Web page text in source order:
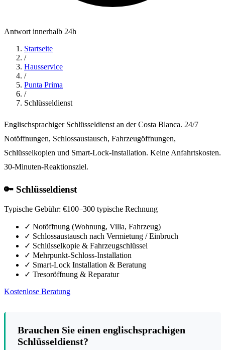
Antwort innerhalb 24h
Startseite
/
Hausservice
/
Punta Prima
/
Schlüsseldienst
Englischsprachiger Schlüsseldienst an der Costa Blanca. 24/7
Notöffnungen, Schlossaustausch, Fahrzeugöffnungen,
Schlüsselkopien und Smart-Lock-Installation. Keine Anfahrtskosten.
30-Minuten-Reaktionsziel.
🔑 Schlüsseldienst
Typische Gebühr: €100–300 typische Rechnung
✓ Notöffnung (Wohnung, Villa, Fahrzeug)
✓ Schlossaustausch nach Vermietung / Einbruch
✓ Schlüsselkopie & Fahrzeugschlüssel
✓ Mehrpunkt-Schloss-Installation
✓ Smart-Lock Installation & Beratung
✓ Tresoröffnung & Reparatur
Kostenlose Beratung
Brauchen Sie einen englischsprachigen
Schlüsseldienst?